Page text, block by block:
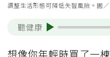
調整生活形態可降低失智風險。圖／
聽健康
想像你年輕時買了一